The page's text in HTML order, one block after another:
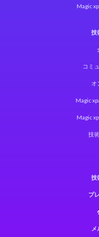
Magic
技
コミ
オ
Magic
Magic
技
技
プ